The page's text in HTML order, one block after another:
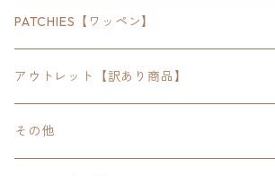
18inchオクタゴン八角形
24inchオクタゴン八角形
18inch×18inchスクエア正方形
アウトドア
スポーツ
ピクトグラム
SEWTS
FOODIE
POMONA
PATCHIES【ワッペン】
アウトレット【訳あり商品】
その他